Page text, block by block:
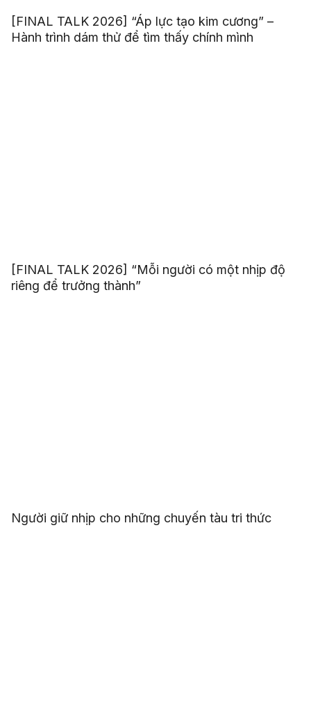
[FINAL TALK 2026] “Áp lực tạo kim cương” –
Hành trình dám thử để tìm thấy chính mình
[FINAL TALK 2026] “Mỗi người có một nhịp độ
riêng để trưởng thành”
Người giữ nhịp cho những chuyến tàu tri thức